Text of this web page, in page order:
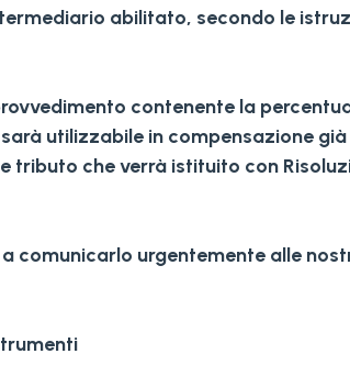
abilitato, secondo le
contenente la
utilizzabile in compensazione
che verrà istituito con
comunicarlo urgentemente alle